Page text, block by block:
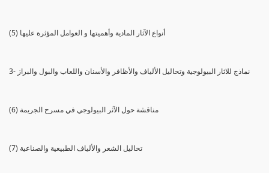
(5) أنواع الآثار المادية وأهميتها و العوامل المؤثرة عليها
3- نماذج للاثار البيولوجية وتحاليل الألياف والأظافر والأسنان واللعاب والبول والبراز
(6) مناقشة حول الآثر البيولوجي في مسرح الجريمة
(7) تحاليل الشعر والألياف الطبيعية والصناعية